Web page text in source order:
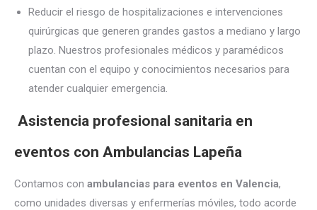
Reducir el riesgo de hospitalizaciones e intervenciones
quirúrgicas que generen grandes gastos a mediano y largo
plazo. Nuestros profesionales médicos y paramédicos
cuentan con el equipo y conocimientos necesarios para
atender cualquier emergencia.
Asistencia profesional sanitaria en
eventos con Ambulancias Lapeña
Contamos con ambulancias para eventos en Valencia,
como unidades diversas y enfermerías móviles, todo acorde